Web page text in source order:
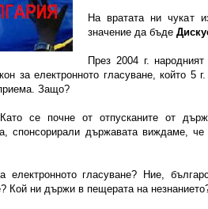
На вратата ни чукат
значение да бъде
През 2004 г.
за електронното гласуване, който
Защо?
се почне от отпусканите от
спонсорирали държавата виждаме,
гласуване? Ние,
Кой ни държи в пещерата на